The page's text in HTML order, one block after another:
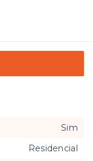
Sim
Residencial